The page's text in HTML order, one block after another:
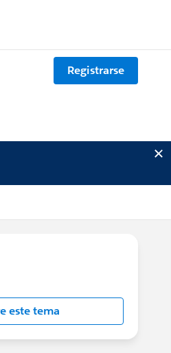
Registrarse
este tema